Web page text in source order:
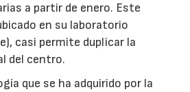
a partir de enero. Este
en su laboratorio
casi permite duplicar la
del centro.
que se ha adquirido por la